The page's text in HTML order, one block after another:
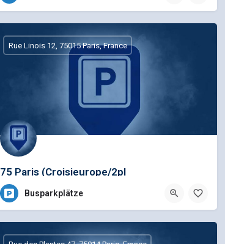
75 Paris (Croisieurope/2pl
Rue Linois 12, 75015 Paris, France
Busparkplätze